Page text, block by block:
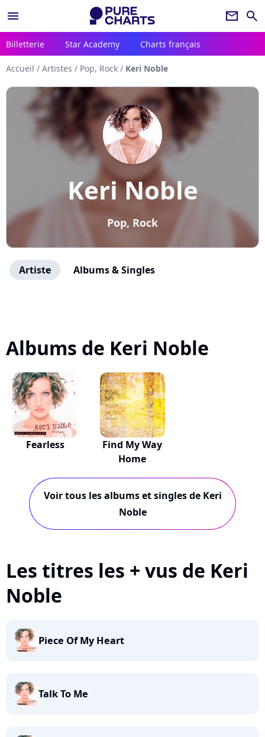
menu newsletter search
Billetterie Star Academy Charts français
Accueil / Artistes / Pop, Rock / Keri Noble
Keri Noble
Pop, Rock
Artiste Albums & Singles
Albums de Keri Noble
Fearless
Find My Way
Home
Voir tous les albums et singles de Keri
Noble
Les titres les + vus de Keri
Noble
Piece Of My Heart
Talk To Me